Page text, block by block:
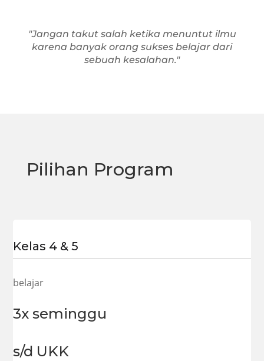
"Jangan takut salah ketika menuntut ilmu
karena banyak orang sukses belajar dari
sebuah kesalahan."
Pilihan Program
Kelas 4 & 5
belajar
3x seminggu
s/d UKK